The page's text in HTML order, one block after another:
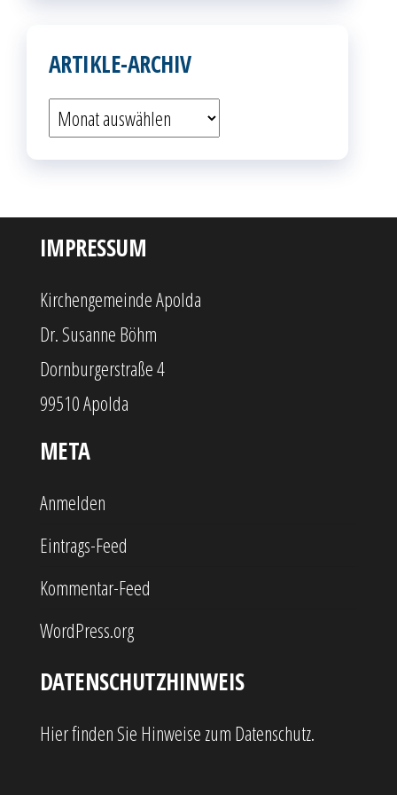
ARTIKLE-ARCHIV
Artikle-
IMPRESSUM
Kirchengemeinde Apolda
Dr. Susanne Böhm
Dornburgerstraße 4
99510 Apolda
META
Anmelden
Eintrags-Feed
Kommentar-Feed
WordPress.org
DATENSCHUTZHINWEIS
Hier finden Sie Hinweise zum Datenschutz.